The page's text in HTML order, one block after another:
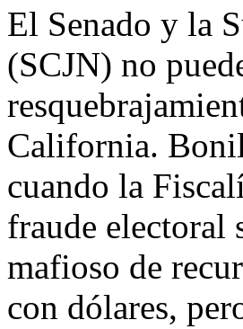
El Senado y la
(SCJN) no
California.
cuando la
fraude electoral
mafioso de
con dólares,